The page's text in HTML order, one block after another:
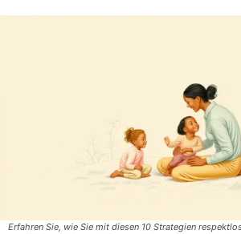
Erfahren Sie, wie Sie mit diesen 10 Strategien